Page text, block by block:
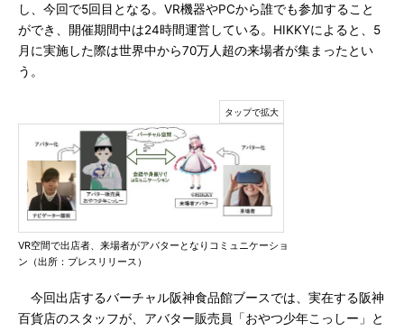
し、今回で5回目となる。VR機器やPCから誰でも参加すること
ができ、開催期間中は24時間運営している。HIKKYによると、5
月に実施した際は世界中から70万人超の来場者が集まったとい
う。
VR空間で出店者、来場者がアバターとなりコミュニケーショ
ン（出所：プレスリリース）
今回出店するバーチャル阪神食品館ブースでは、実在する阪神
百貨店のスタッフが、アバター販売員「おやつ少年こっしー」と